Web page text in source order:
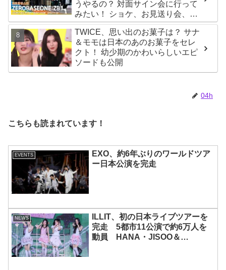
うやるの？ 対面サイン会に行って
みたい！ ショケ、お見送り会、握
手会・・・リリースイベントあれ
これを紹介
TWICE、思い出のお菓子は？ サナ
＆モモは日本のあのお菓子をセレ
クト！ 幼少期のかわいらしいエピ
ソードも公開
04h
こちらも読まれています！
EVENTS
EXO、約6年ぶりのワールドツア
ー日本公演を完走
NEWS
ILLIT、初の日本ライブツアーを
完走 5都市11公演で約6万人を
動員 HANA・JISOO＆